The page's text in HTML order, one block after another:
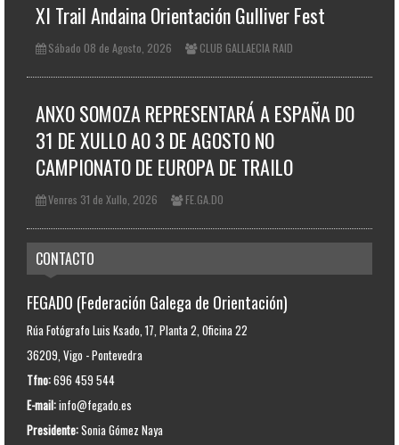
XI Trail Andaina Orientación Gulliver Fest
Sábado 08 de Agosto, 2026 CLUB GALLAECIA RAID
ANXO SOMOZA REPRESENTARÁ A ESPAÑA DO
31 DE XULLO AO 3 DE AGOSTO NO
CAMPIONATO DE EUROPA DE TRAILO
Venres 31 de Xullo, 2026 FE.GA.DO
CONTACTO
FEGADO (Federación Galega de Orientación)
Rúa Fotógrafo Luis Ksado, 17, Planta 2, Oficina 22
36209, Vigo - Pontevedra
Tfno:696 459 544
E-mail:info@fegado.es
Presidente:Sonia Gómez Naya